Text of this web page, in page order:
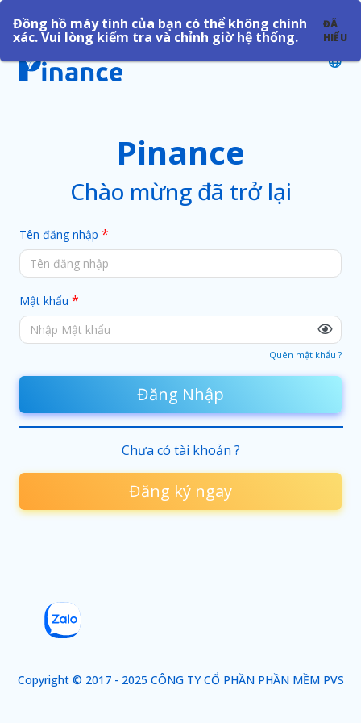
Pinance
Chào mừng đã trở lại
Tên đăng nhập *
Mật khẩu *
Quên mật khẩu ?
Đăng Nhập
Chưa có tài khoản ?
Đăng ký ngay
Copyright © 2017 - 2025 CÔNG TY CỔ PHẦN PHẦN MỀM PVS
Đồng hồ máy tính của bạn có thể không chính
xác. Vui lòng kiểm tra và chỉnh giờ hệ thống.
ĐÃ
HIỂU